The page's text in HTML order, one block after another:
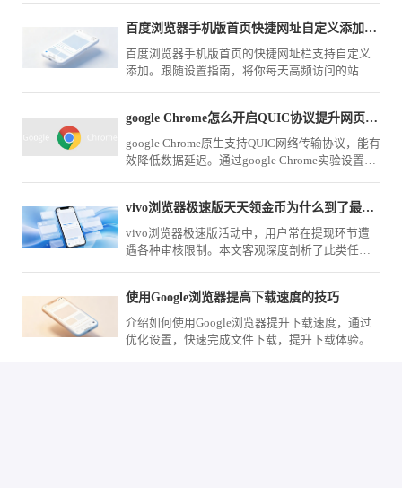
百度浏览器手机版首页快捷网址自定义添加常用站点
百度浏览器手机版首页的快捷网址栏支持自定义
添加。跟随设置指南，将你每天高频访问的站点
google Chrome怎么开启QUIC协议提升网页加载速度
google Chrome原生支持QUIC网络传输协议，能有
效降低数据延迟。通过google Chrome实验设置页
vivo浏览器极速版天天领金币为什么到了最终提现总翻车
vivo浏览器极速版活动中，用户常在提现环节遭
遇各种审核限制。本文客观深度剖析了此类任务
使用Google浏览器提高下载速度的技巧
介绍如何使用Google浏览器提升下载速度，通过
优化设置，快速完成文件下载，提升下载体验。